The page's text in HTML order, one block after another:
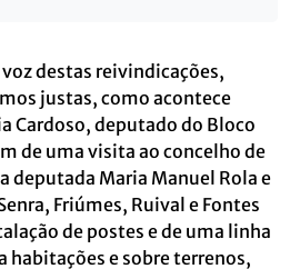
destas reivindicações,
justas, como acontece
Cardoso, deputado do Bloco
de uma visita ao concelho de
deputada Maria Manuel Rola e
Friúmes, Ruival e Fontes
de postes e de uma linha
habitações e sobre terrenos,